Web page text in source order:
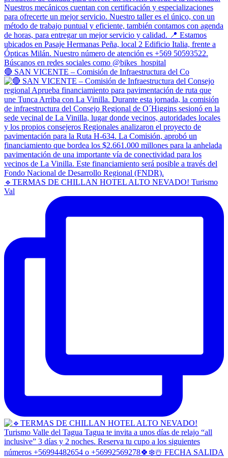
🔴 SAN VICENTE – Comisión de Infraestructura del Co
🔹TERMAS DE CHILLAN HOTEL ALTO NEVADO! Turismo
Val